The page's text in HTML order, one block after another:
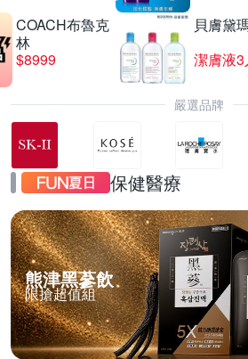
COACH布魯克
林
$8999
貝膚黛
潔膚液3
嚴選品牌
保健醫療
熊津黑蔘飲
限搶超值組